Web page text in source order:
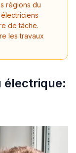
régions du
de tâche.
les travaux
électrique: